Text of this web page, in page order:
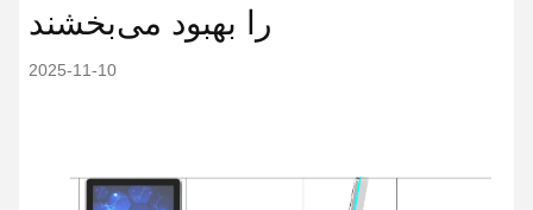
را بهبود می‌بخشند
2025-11-10